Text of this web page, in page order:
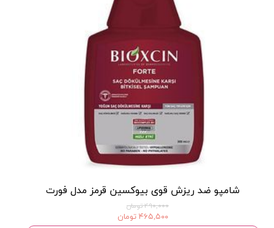
شامپو ضد ریزش قوی بیوکسین قرمز مدل فورت
۴۹۰,۰۰۰ تومان
۴۶۵,۵۰۰ تومان